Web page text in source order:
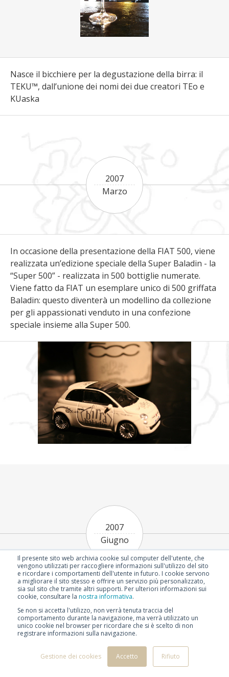
Il presente sito web archivia cookie sul computer dell'utente, che
vengono utilizzati per raccogliere informazioni sull'utilizzo del sito
e ricordare i comportamenti dell'utente in futuro. I cookie servono
a migliorare il sito stesso e offrire un servizio più personalizzato,
sia sul sito che tramite altri supporti. Per ulteriori informazioni sui
cookie, consultare la nostra informativa.
Se non si accetta l'utilizzo, non verrà tenuta traccia del
comportamento durante la navigazione, ma verrà utilizzato un
unico cookie nel browser per ricordare che si è scelto di non
registrare informazioni sulla navigazione.
Gestione dei cookies Accetto Rifiuto
Nasce il bicchiere per la degustazione della birra: il
TEKU™, dall’unione dei nomi dei due creatori TEo e
KUaska
2007
Marzo
In occasione della presentazione della FIAT 500, viene
realizzata un’edizione speciale della Super Baladin - la
“Super 500” - realizzata in 500 bottiglie numerate.
Viene fatto da FIAT un esemplare unico di 500 griffata
Baladin: questo diventerà un modellino da collezione
per gli appassionati venduto in una confezione
speciale insieme alla Super 500.
2007
Giugno
1986 1996 1997 1998 2000 2002
2003
2004
2005 2006 2007 2008 2009
2010
2011
2014
2019 2020 2021 2022 2023
2026